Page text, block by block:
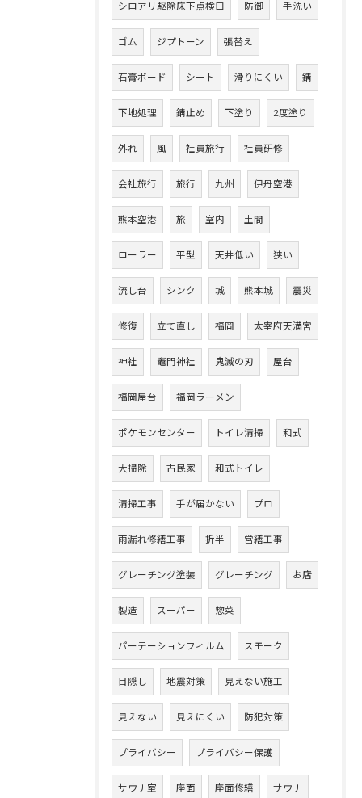
シロアリ駆除床下点検口 防御 手洗い
ゴム ジプトーン 張替え
石膏ボード シート 滑りにくい 錆
下地処理 錆止め 下塗り 2度塗り
外れ 風 社員旅行 社員研修
会社旅行 旅行 九州 伊丹空港
熊本空港 旅 室内 土間
ローラー 平型 天井低い 狭い
流し台 シンク 城 熊本城 震災
修復 立て直し 福岡 太宰府天満宮
神社 竈門神社 鬼滅の刃 屋台
福岡屋台 福岡ラーメン
ポケモンセンター トイレ清掃 和式
大掃除 古民家 和式トイレ
清掃工事 手が届かない プロ
雨漏れ修繕工事 折半 営繕工事
グレーチング塗装 グレーチング お店
製造 スーパー 惣菜
パーテーションフィルム スモーク
目隠し 地震対策 見えない施工
見えない 見えにくい 防犯対策
プライバシー プライバシー保護
サウナ室 座面 座面修繕 サウナ